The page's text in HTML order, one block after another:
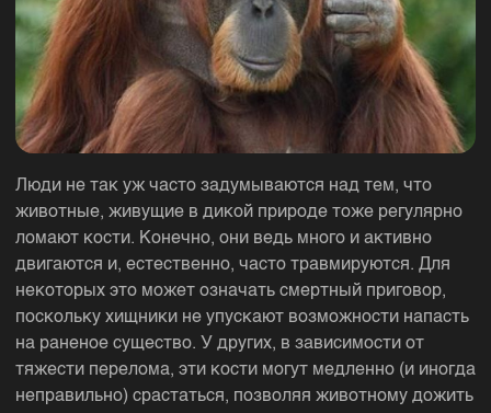
Люди не так уж часто задумываются над тем, что
животные, живущие в дикой природе тоже регулярно
ломают кости. Конечно, они ведь много и активно
двигаются и, естественно, часто травмируются. Для
некоторых это может означать смертный приговор,
поскольку хищники не упускают возможности напасть
на раненое существо. У других, в зависимости от
тяжести перелома, эти кости могут медленно (и иногда
неправильно) срастаться, позволяя животному дожить